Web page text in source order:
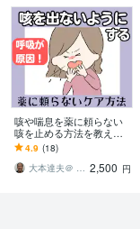
咳や喘息を薬に頼らない
咳を止める方法を教えま
す 咳や喘息で苦しんでい
る全ての方へ 原因は間
違った呼吸の仕方
4.9 (18)
大本達夫＠ 姿動軸 体の軸を作る第一人者 2,500 円